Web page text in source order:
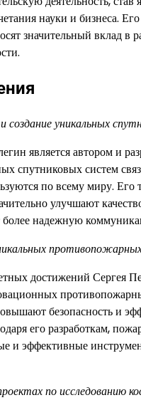
науки и бизнеса.
значительный вклад в
создание уникальных
является автором и
спутниковых систем
по всему миру. Его
улучшают
более надежную
достижений Сергея
безопасность и
его разработкам,
и эффективные
по исследованию